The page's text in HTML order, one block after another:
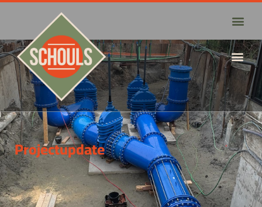
Projectupdate